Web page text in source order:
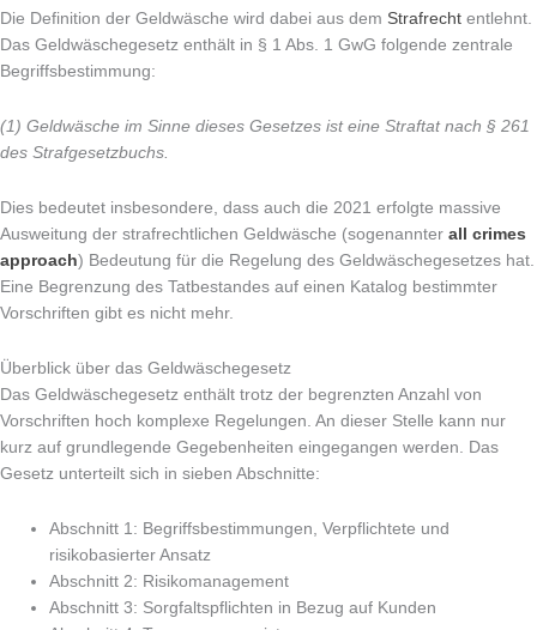
Die Definition der Geldwäsche wird dabei aus dem Strafrecht entlehnt.
Das Geldwäschegesetz enthält in § 1 Abs. 1 GwG folgende zentrale
Begriffsbestimmung:
(1) Geldwäsche im Sinne dieses Gesetzes ist eine Straftat nach § 261
des Strafgesetzbuchs.
Dies bedeutet insbesondere, dass auch die 2021 erfolgte massive
Ausweitung der strafrechtlichen Geldwäsche (sogenannter all crimes
approach) Bedeutung für die Regelung des Geldwäschegesetzes hat.
Eine Begrenzung des Tatbestandes auf einen Katalog bestimmter
Vorschriften gibt es nicht mehr.
Überblick über das Geldwäschegesetz
Das Geldwäschegesetz enthält trotz der begrenzten Anzahl von
Vorschriften hoch komplexe Regelungen. An dieser Stelle kann nur
kurz auf grundlegende Gegebenheiten eingegangen werden. Das
Gesetz unterteilt sich in sieben Abschnitte:
Abschnitt 1: Begriffsbestimmungen, Verpflichtete und
risikobasierter Ansatz
Abschnitt 2: Risikomanagement
Abschnitt 3: Sorgfaltspflichten in Bezug auf Kunden